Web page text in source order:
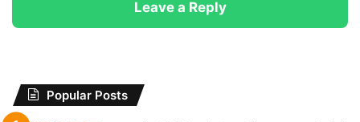
Leave a Reply
Popular Posts